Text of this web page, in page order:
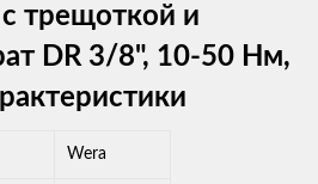
трещоткой и
DR 3/8", 10-50 Нм,
Wera